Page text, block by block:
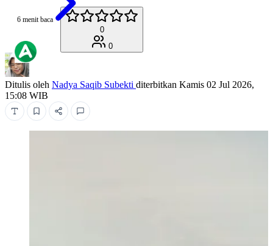
6 menit baca
0
0
Ditulis oleh Nadya Saqib Subekti diterbitkan Kamis 02 Jul 2026,
15:08 WIB